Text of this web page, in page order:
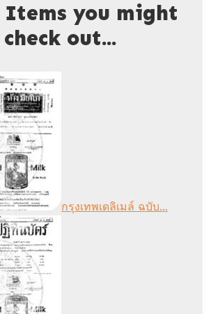
Items you might
out...
กรุงเทพเดลิเมล์ ฉบับ...